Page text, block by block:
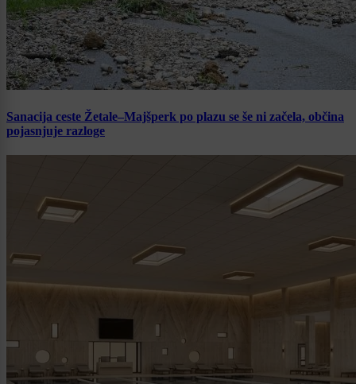
Sanacija ceste Žetale–Majšperk po plazu se še ni začela, občina
pojasnjuje razloge